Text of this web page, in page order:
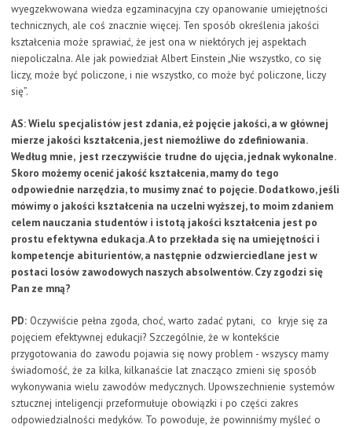
wyegzekwowana wiedza egzaminacyjna czy opanowanie umiejętności
technicznych, ale coś znacznie więcej. Ten sposób określenia jakości
kształcenia może sprawiać, że jest ona w niektórych jej aspektach
niepoliczalna. Ale jak powiedział Albert Einstein „Nie wszystko, co się
liczy, może być policzone, i nie wszystko, co może być policzone, liczy
się”.
AS: Wielu specjalistów jest zdania, eż pojęcie jakości, a w głównej
mierze jakości kształcenia, jest niemożliwe do zdefiniowania.
Według mnie, jest rzeczywiście trudne do ujęcia, jednak wykonalne.
Skoro możemy ocenić jakość kształcenia, mamy do tego
odpowiednie narzędzia, to musimy znać to pojęcie. Dodatkowo, jeśli
mówimy o jakości kształcenia na uczelni wyższej, to moim zdaniem
celem nauczania studentów i istotą jakości kształcenia jest po
prostu efektywna edukacja. A to przekłada się na umiejętności i
kompetencje abiturientów, a następnie odzwierciedlane jest w
postaci losów zawodowych naszych absolwentów. Czy zgodzi się
Pan ze mną?
PD: Oczywiście pełna zgoda, choć, warto zadać pytani, co kryje się za
pojęciem efektywnej edukacji? Szczególnie, że w kontekście
przygotowania do zawodu pojawia się nowy problem - wszyscy mamy
świadomość, że za kilka, kilkanaście lat znacząco zmieni się sposób
wykonywania wielu zawodów medycznych. Upowszechnienie systemów
sztucznej inteligencji przeformułuje obowiązki i po części zakres
odpowiedzialności medyków. To powoduje, że powinniśmy myśleć o